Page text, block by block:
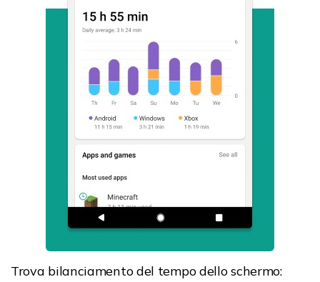
Trova bilanciamento del tempo dello schermo: